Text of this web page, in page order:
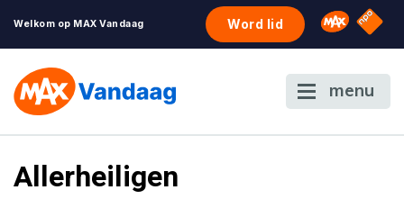
Welkom op MAX Vandaag Word lid Omroep
NPO
menu
Allerheiligen